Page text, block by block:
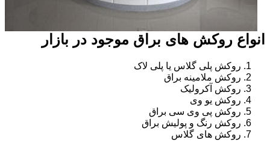
انواع روکش های براق موجود در بازار
روکش پلی گلاس یا پلی لاک
روکش ملامینه براق
روکش آکرولیک
روکش یو وی
روکش پی وی سی براق
روکش رنگ و پولیش براق
روکش های گلاس